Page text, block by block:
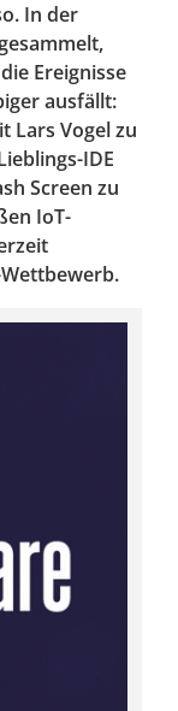
In der
Ereignisse
ausfällt:
Lars Vogel zu
IDE
Screen zu
IoT-